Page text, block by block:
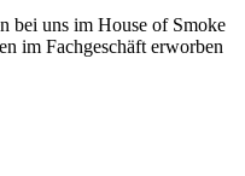
bei uns im House of Smoke
im Fachgeschäft erworben